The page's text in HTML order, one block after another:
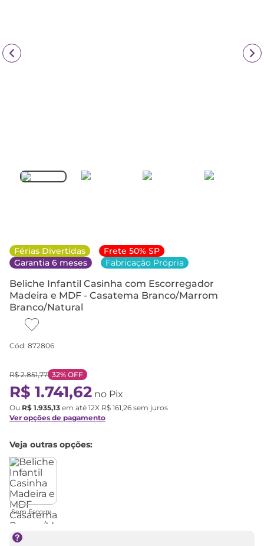
Férias Divertidas
Frete 50% SP
Garantia 6 meses
Fabricação Própria
Beliche Infantil Casinha com Escorregador
Madeira e MDF - Casatema Branco/Marrom
Branco/Natural
Cód: 872806
R$ 2.851,77 32% OFF
R$ 1.741,62 no Pix
Ou R$ 1.935,13 em até 12X R$ 161,26 sem juros
Ver opções de pagamento
Veja outras opções:
Sem Escorre...